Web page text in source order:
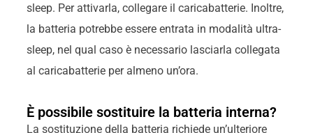
sleep. Per attivarla, collegare il caricabatterie. Inoltre,
la batteria potrebbe essere entrata in modalità ultra-
sleep, nel qual caso è necessario lasciarla collegata
al caricabatterie per almeno un’ora.
È possibile sostituire la batteria interna?
La sostituzione della batteria richiede un’ulteriore